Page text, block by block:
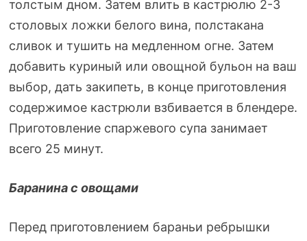
толстым дном. Затем влить в кастрюлю 2-3
столовых ложки белого вина, полстакана
сливок и тушить на медленном огне. Затем
добавить куриный или овощной бульон на ваш
выбор, дать закипеть, в конце приготовления
содержимое кастрюли взбивается в блендере.
Приготовление спаржевого супа занимает
всего 25 минут.
Баранина с овощами
Перед приготовлением бараньи ребрышки